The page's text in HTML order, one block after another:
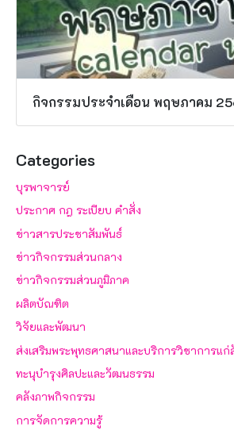
กิจกรรมประจำเดือน พฤษภาคม
Categories
บุรพาจารย์
ประกาศ กฎ ระเบียบ คำสั่ง
ข่าวสารประชาสัมพันธ์
ข่าวกิจกรรมส่วนกลาง
ข่าวกิจกรรมส่วนภูมิภาค
ผลิตบัณฑิต
วิจัยและพัฒนา
ส่งเสริมพระพุทธศาสนาและบริการวิชาการแก่
ทะนุบำรุงศิลปะและวัฒนธรรม
คลังภาพกิจกรรม
การจัดการความรู้